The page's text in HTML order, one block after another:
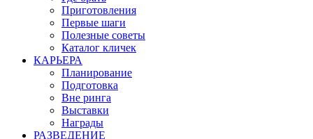
Приготовления
Первые шаги
Полезные советы
Каталог кличек
КАРЬЕРА
Планирование
Подготовка
Вне ринга
Выставки
Награды
РАЗВЕДЕНИЕ